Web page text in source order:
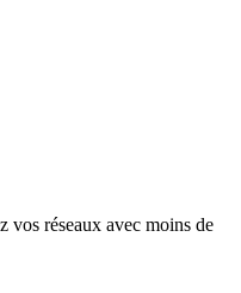
vos réseaux avec moins de